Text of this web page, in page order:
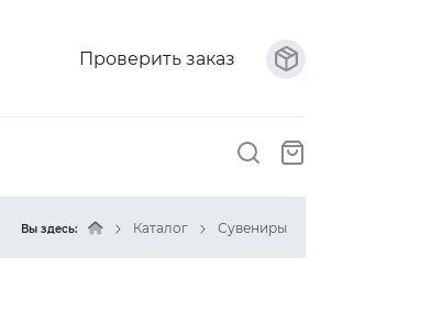
Проверить заказ
Вы здесь: Каталог Сувениры